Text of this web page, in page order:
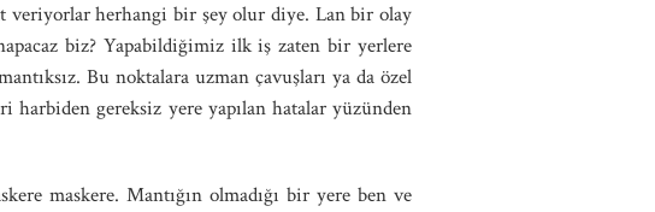
veriyorlar herhangi bir şey olur diye. Lan bir olay
biz? Yapabildiğimiz ilk iş zaten bir yerlere
Bu noktalara uzman çavuşları ya da özel
gereksiz yere yapılan hatalar yüzünden
maskere. Mantığın olmadığı bir yere ben ve